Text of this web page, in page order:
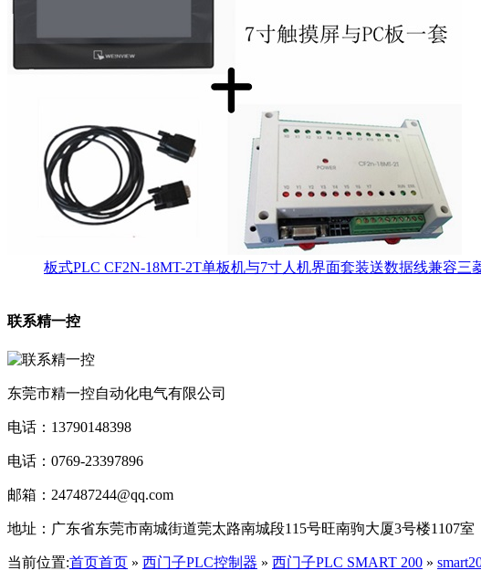
板式PLC CF2N-18MT-2T单板机与7寸人机界面套装送数据线兼容三
联系精一控
东莞市精一控自动化电气有限公司
电话：13790148398
电话：0769-23397896
邮箱：247487244@qq.com
地址： 广东省东莞市南城街道莞太路南城段115号旺南驹大厦3号楼1107室
当前位置:首页首页 » 西门子PLC控制器 » 西门子PLC SMART 200 »